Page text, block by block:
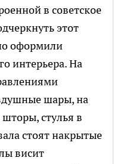
в советское
этот
оформили
интерьера. На
шары, на
стулья в
стоят накрытые
висит